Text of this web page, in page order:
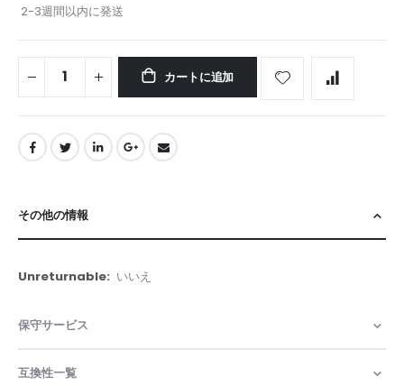
2-3週間以内に発送
カートに追加
その他の情報
そ
の
情
報
いいえ
保守サービス
互換性一覧